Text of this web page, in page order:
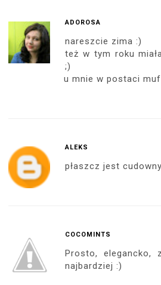
ADOROSA
nareszcie zima :)
też w tym roku
;)
u mnie w postaci
ALEKS
płaszcz jest
COCOMINTS
Prosto, elegancko,
najbardziej :)